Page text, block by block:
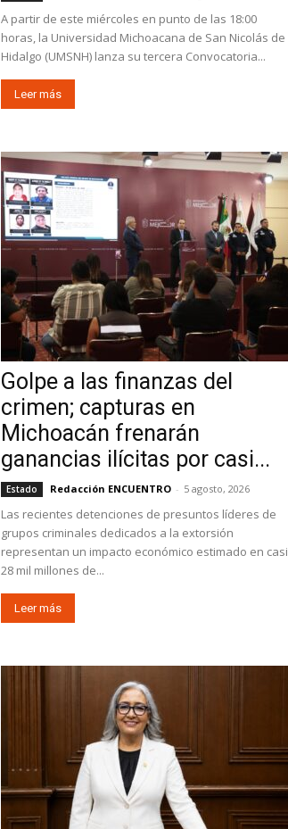
A partir de este miércoles en punto de las 18:00
horas, la Universidad Michoacana de San Nicolás de
Hidalgo (UMSNH) lanza su tercera Convocatoria...
Leer más
Golpe a las finanzas del
crimen; capturas en
Michoacán frenarán
ganancias ilícitas por casi...
Estado Redacción ENCUENTRO - 5 agosto, 2026
Las recientes detenciones de presuntos líderes de
grupos criminales dedicados a la extorsión
representan un impacto económico estimado en casi
28 mil millones de...
Leer más